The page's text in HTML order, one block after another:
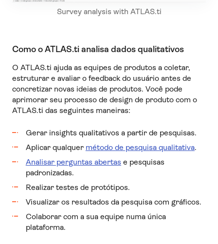
Survey analysis with ATLAS.ti
Como o ATLAS.ti analisa dados qualitativos
O ATLAS.ti ajuda as equipes de produtos a coletar,
estruturar e avaliar o feedback do usuário antes de
concretizar novas ideias de produtos. Você pode
aprimorar seu processo de design de produto com o
ATLAS.ti das seguintes maneiras:
Gerar insights qualitativos a partir de pesquisas.
Aplicar qualquer método de pesquisa qualitativa.
Analisar perguntas abertas e pesquisas
padronizadas.
Realizar testes de protótipos.
Visualizar os resultados da pesquisa com gráficos.
Colaborar com a sua equipe numa única
plataforma.